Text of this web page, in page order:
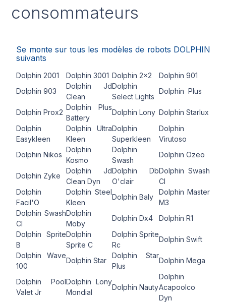
consommateurs
Se monte sur tous les modèles de robots DOLPHIN
suivants
Dolphin 2001 Dolphin 3001 Dolphin 2x2
Dolphin 901
Dolphin 903
Dolphin Jd
Clean
Dolphin
Select Lights
Dolphin Plus
Dolphin Prox2
Dolphin Plus
Battery
Dolphin Lony Dolphin Starlux
Dolphin
Easykleen
Dolphin Ultra
Kleen
Dolphin
Superkleen
Dolphin
Virutoso
Dolphin Nikos
Dolphin
Kosmo
Dolphin
Swash
Dolphin Ozeo
Dolphin Zyke
Dolphin Jd
Clean Dyn
Dolphin Db
O'clair
Dolphin Swash
Cl
Dolphin
Facil'O
Dolphin Steel
Kleen
Dolphin Baly
Dolphin Master
M3
Dolphin Swash
Cl
Dolphin
Moby
Dolphin Dx4
Dolphin R1
Dolphin Sprite
B
Dolphin
Sprite C
Dolphin Sprite
Rc
Dolphin Swift
Dolphin Wave
100
Dolphin Star
Dolphin Star
Plus
Dolphin Mega
Dolphin Pool
Valet Jr
Dolphin Lony
Mondial
Dolphin Nauty
Dolphin
Acapoolco
Dyn